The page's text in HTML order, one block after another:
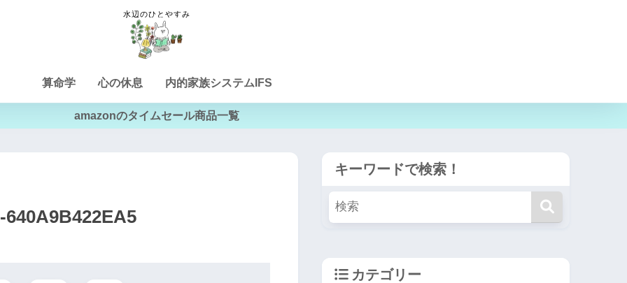
算命学 心の休息 内的家族システムIFS
amazonのタイムセール商品一覧
640A9B422EA5
キーワードで検索！
カテゴリー